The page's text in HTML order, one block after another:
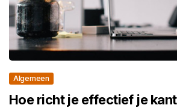
Algemeen
Hoe richt je effectief je